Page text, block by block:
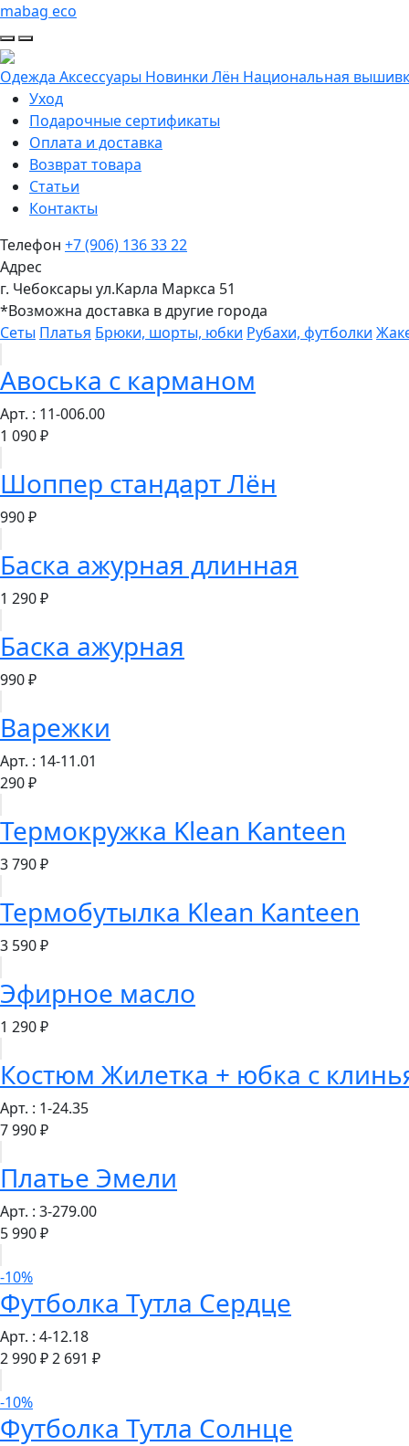
mabag eco
Одежда Аксессуары Новинки Лён Национальная
Уход
Подарочные сертификаты
Оплата и доставка
Возврат товара
Статьи
Контакты
Телефон +7 (906) 136 33 22
Адрес
г. Чебоксары ул.Карла Маркса 51
*Возможна доставка в другие города
Сеты Платья Брюки, шорты, юбки Рубахи, футболки
Авоська с карманом
Арт. : 11-006.00
1 090 ₽
Шоппер стандарт Лён
990 ₽
Баска ажурная длинная
1 290 ₽
Баска ажурная
990 ₽
Варежки
Арт. : 14-11.01
290 ₽
Термокружка Klean Kanteen
3 790 ₽
Термобутылка Klean Kanteen
3 590 ₽
Эфирное масло
1 290 ₽
Костюм Жилетка + юбка с
Арт. : 1-24.35
7 990 ₽
Платье Эмели
Арт. : 3-279.00
5 990 ₽
-10%
Футболка Тутла Сердце
Арт. : 4-12.18
2 990 ₽2 691 ₽
-10%
Футболка Тутла Солнце